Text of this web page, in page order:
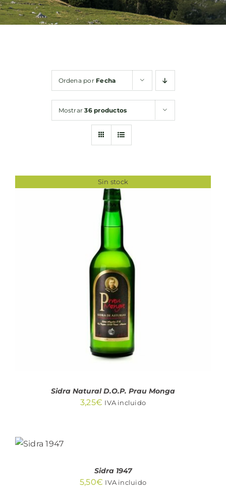
Bebidas
Ordena por Fecha
Mostrar36 productos
Sin stock
DETALLES
Sidra Natural D.O.P. Prau Monga
3,25€ IVA incluido
CARRITO
Sidra 1947
5,50€ IVA incluido